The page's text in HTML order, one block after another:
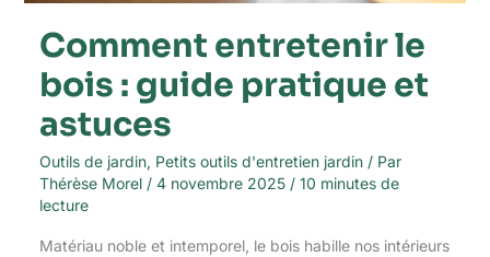
Comment entretenir le
bois : guide pratique et
astuces
Outils de jardin, Petits outils d'entretien jardin/ Par
Thérèse Morel / 4 novembre 2025 / 10 minutes de
lecture
Matériau noble et intemporel, le bois habille nos intérieurs